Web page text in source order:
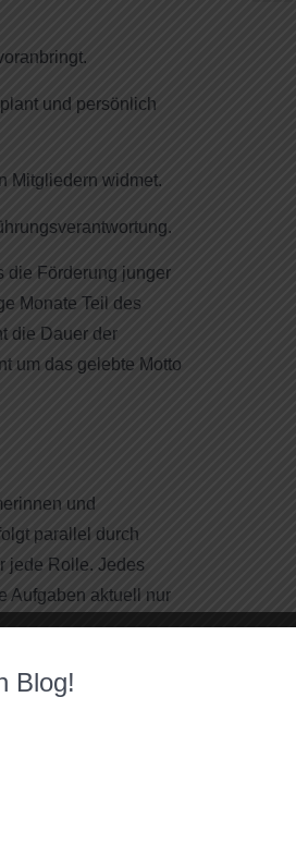
und persönlich
Mitgliedern widmet.
die Förderung junger
Monate Teil des
die Dauer der
um das gelebte Motto
und
parallel durch
jede Rolle. Jedes
Aufgaben aktuell nur
sondern zur
zu?
Nach außen,
Blog!